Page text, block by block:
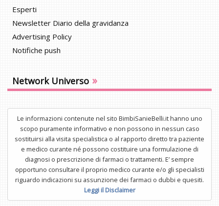
Esperti
Newsletter Diario della gravidanza
Advertising Policy
Notifiche push
Network Universo »
Le informazioni contenute nel sito BimbiSanieBelli.it hanno uno
scopo puramente informativo e non possono in nessun caso
sostituirsi alla visita specialistica o al rapporto diretto tra paziente
e medico curante né possono costituire una formulazione di
diagnosi o prescrizione di farmaci o trattamenti. E’ sempre
opportuno consultare il proprio medico curante e/o gli specialisti
riguardo indicazioni su assunzione dei farmaci o dubbi e quesiti.
Leggi il Disclaimer